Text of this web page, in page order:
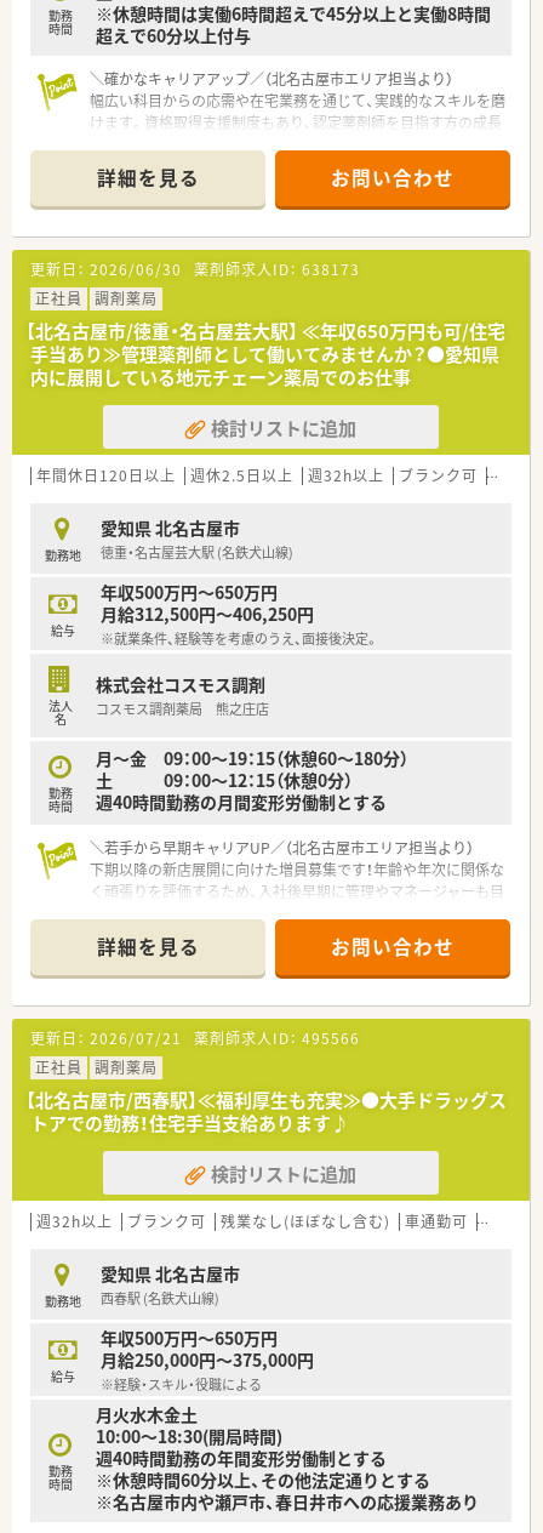
【こんな方が活躍中】
通じて深い信頼関係を築ける方が高く評価されています。
■幅広い年齢層の患者様やご家族と関わることに喜びを感じ、地
域医療への貢献に熱意を持つ方が活躍中です。
ら新しい知識を積極的に吸収する方が多く在籍しています。
勤務
時間
※休憩時間は実働6時間超えで45分以上と実働8時間
超えで60分以上付与
＼確かなキャリアアップ／（北名古屋市エリア担当より）
幅広い科目からの応需や在宅業務を通じて、実践的なスキルを磨
けます。資格取得支援制度もあり、認定薬剤師を目指す方の成長
＊------------------------------------------＊
【店舗情報と応需状況について】
■西春駅から徒歩10分の好立地にあり、通勤に便利な地域密着
型の調剤薬局でのお仕事となります。
■近隣の複数の医療機関から多岐にわたる科目の処方箋を1日あ
たり40から50枚ほど応需しています。
■採用品目は1800品目と豊富に揃っており、幅広い疾患に対応
しながら専門的な知識を深められます。
【法人特徴について】
■愛知県を中心に3店舗を展開しており、創業以来無借金での黒
字経営を継続している安定した企業です。
■代表自身も現場経験が豊富な薬剤師であり、従業員と同じ目線
に立って働きやすい環境作りに努めています。
定もしっかりとクリアし経営状態は良好です。
【職場環境と雰囲気】
■正社員とパート従業員が協力し合い、アットホームで風通しの
良い人間関係が築かれている働きやすい職場です。
■常時複数名のスタッフが配置されており、忙しい時間帯でもお
互いにサポートし合える安心の勤務体制です。
の温かいコミュニケーションが日常的に生まれます。
■患者様一人ひとりのお話をじっくりと伺い、丁寧な服薬指導を
通じて信頼関係を築ける方が高く評価されています。
■幅広い年齢層の患者様やご家族と関わることに喜びを感じ、地
■自身のスキルアップに意欲的で、会社の支援制度を活用しなが
ら新しい知識を積極的に吸収する方が多く在籍しています。
詳細を見る お問い合わせ
更新日： 2026/06/30 薬剤師求人ID： 638173
正社員
調剤薬局
【北名古屋市/徳重・名古屋芸大駅】 ≪年収650万円も可/住宅
手当あり≫管理薬剤師として働いてみませんか？●愛知県
内に展開している地元チェーン薬局でのお仕事
検討リストに追加
年間休日120日以上 週休2.5日以上 週32h以上 ブランク可 車通勤
勤務地
愛知県 北名古屋市
徳重・名古屋芸大駅 (名鉄犬山線)
給与
年収500万円～650万円
月給312,500円～406,250円
※就業条件、経験等を考慮のうえ、面接後決定。
法人
名
株式会社コスモス調剤
コスモス調剤薬局 熊之庄店
勤務
時間
月～金 09：00～19：15（休憩60～180分）
土 09：00～12：15（休憩0分）
週40時間勤務の月間変形労働制とする
＼若手から早期キャリアUP／（北名古屋市エリア担当より）
下期以降の新店展開に向けた増員募集です！年齢や年次に関係な
く頑張りを評価するため、入社後早期に管理やマネージャーも目
【店舗情報と応需状況について】
■名鉄犬山線の徳重・名古屋芸大駅から徒歩で20分ほどの場所
に位置する、地域に根ざしたアットホームな調剤薬局です。
■主な応需科目は内科と整形外科となっており、1日あたり平均
45枚ほどの処方箋を1名から2名の薬剤師で対応しています。
■整形外科の処方をメインに応需しているため、運動器疾患に関
する専門的な薬学知識や服薬指導のスキルが身につきます。
【募集背景と求める人物像について】
■下期や来期に控える新規店舗の開局に向けた体制強化のため、
新たに共に働いていただける正社員スタッフの増員募集です。
■地域医療に貢献したいという強い意欲を持ち、自ら進んで物事
に取り組める積極性と柔軟性を兼ね備えた方を歓迎します。
職を目指すブランクのある女性の方からの応募も大歓迎です。
【求人情報について】
■想定される年収は500万円から650万円であり、ご経験や面接
での評価によっては最大670万円の提示実績もあります。
■店舗間の距離が近いドミナント展開を行っているため、転居を
伴うような異動の心配がなく腰を据えて働くことができます。
■昇給が年1回あるほか賞与も年2回支給され、業績次第では決
算賞与も追加されるため頑張りがしっかりと収入に還元されま
す。
詳細を見る お問い合わせ
更新日： 2026/07/21 薬剤師求人ID： 495566
正社員
調剤薬局
【北名古屋市/西春駅】≪福利厚生も充実≫●大手ドラッグス
トアでの勤務！住宅手当支給あります♪
検討リストに追加
週32h以上 ブランク可 残業なし(ほぼなし含む) 車通勤可 高給与
勤務地
愛知県 北名古屋市
西春駅 (名鉄犬山線)
給与
年収500万円～650万円
月給250,000円～375,000円
※経験・スキル・役職による
勤務
時間
月火水木金土
10:00～18:30(開局時間)
週40時間勤務の年間変形労働制とする
※休憩時間60分以上、その他法定通りとする
※名古屋市内や瀬戸市、春日井市への応援業務あり